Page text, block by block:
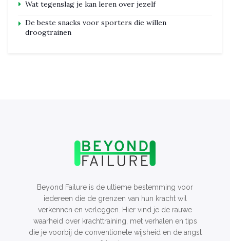
Wat tegenslag je kan leren over jezelf
De beste snacks voor sporters die willen
droogtrainen
Beyond Failure is de ultieme bestemming voor
iedereen die de grenzen van hun kracht wil
verkennen en verleggen. Hier vind je de rauwe
waarheid over krachttraining, met verhalen en tips
die je voorbij de conventionele wijsheid en de angst